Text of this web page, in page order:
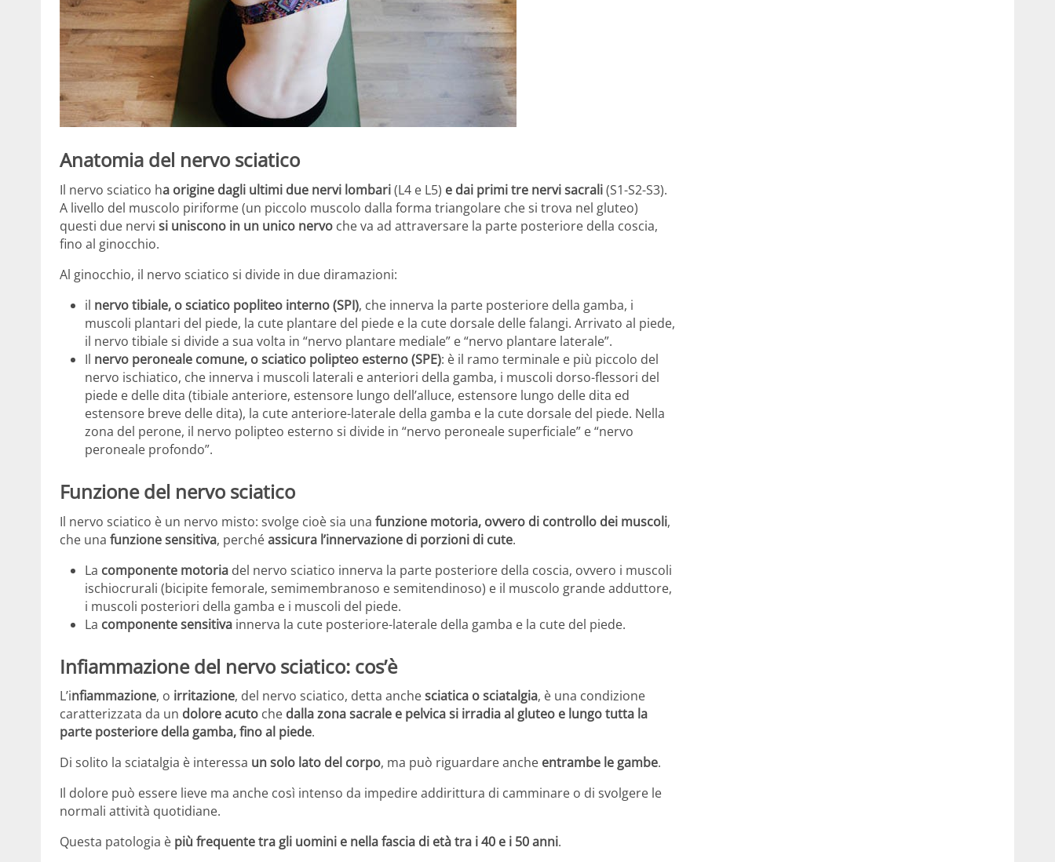
Anatomia del nervo sciatico
Il nervo sciatico ha origine dagli ultimi due nervi lombari(L4 e L5) e dai primi tre nervi sacrali(S1-S2-S3).
A livello del muscolo piriforme (un piccolo muscolo dalla forma triangolare che si trova nel gluteo)
questi due nervi si uniscono in un unico nervo che va ad attraversare la parte posteriore della coscia,
fino al ginocchio.
Al ginocchio, il nervo sciatico si divide in due diramazioni:
il nervo tibiale, o sciatico popliteo interno (SPI), che innerva la parte posteriore della gamba, i
muscoli plantari del piede, la cute plantare del piede e la cute dorsale delle falangi. Arrivato al piede,
il nervo tibiale si divide a sua volta in “nervo plantare mediale” e “nervo plantare laterale”.
Il nervo peroneale comune, o sciatico polipteo esterno (SPE): è il ramo terminale e più piccolo del
nervo ischiatico, che innerva i muscoli laterali e anteriori della gamba, i muscoli dorso-flessori del
piede e delle dita (tibiale anteriore, estensore lungo dell’alluce, estensore lungo delle dita ed
estensore breve delle dita), la cute anteriore-laterale della gamba e la cute dorsale del piede. Nella
zona del perone, il nervo polipteo esterno si divide in “nervo peroneale superficiale” e “nervo
peroneale profondo”.
Funzione del nervo sciatico
Il nervo sciatico è un nervo misto: svolge cioè sia una funzione motoria, ovvero di controllo dei muscoli,
che una funzione sensitiva, perchéassicura l’innervazione di porzioni di cute.
La componente motoria del nervo sciatico innerva la parte posteriore della coscia, ovvero i muscoli
ischiocrurali (bicipite femorale, semimembranoso e semitendinoso) e il muscolo grande adduttore,
i muscoli posteriori della gamba e i muscoli del piede.
La componente sensitiva innerva la cute posteriore-laterale della gamba e la cute del piede.
Infiammazione del nervo sciatico: cos’è
L’infiammazione, o irritazione, del nervo sciatico, detta anchesciatica o sciatalgia, è una condizione
caratterizzata da un dolore acuto che dalla zona sacrale e pelvica si irradia al gluteo e lungo tutta la
parte posteriore della gamba, fino al piede.
Di solito la sciatalgia è interessa un solo lato del corpo, ma può riguardare anche entrambe le gambe.
Il dolore può essere lieve ma anche così intenso da impedire addirittura di camminare o di svolgere le
normali attività quotidiane.
Questa patologia è più frequente tra gli uomini e nella fascia di età tra i 40 e i 50 anni.